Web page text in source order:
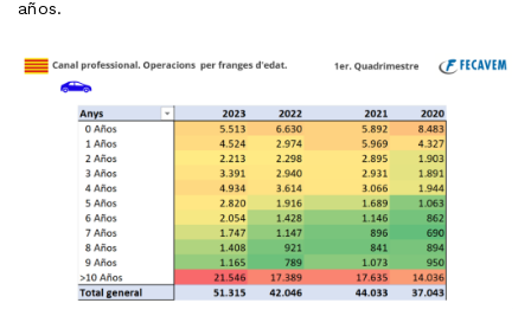
años.